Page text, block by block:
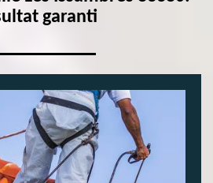
garanti